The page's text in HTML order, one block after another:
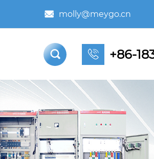
 molly@meygo.cn
  +86-